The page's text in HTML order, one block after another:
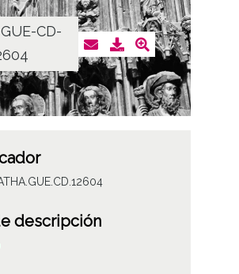
CD-
descripción